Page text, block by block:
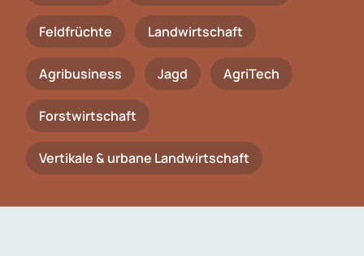
Feldfrüchte Landwirtschaft
Agribusiness Jagd AgriTech
Forstwirtschaft
Vertikale & urbane Landwirtschaft